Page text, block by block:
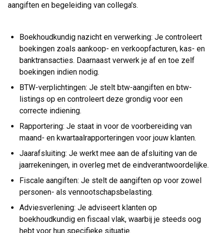
aangiften en begeleiding van collega's.
Boekhoudkundig nazicht en verwerking: Je controleert
boekingen zoals aankoop- en verkoopfacturen, kas- en
banktransacties. Daarnaast verwerk je af en toe zelf
boekingen indien nodig.
BTW-verplichtingen: Je stelt btw-aangiften en btw-
listings op en controleert deze grondig voor een
correcte indiening.
Rapportering: Je staat in voor de voorbereiding van
maand- en kwartaalrapporteringen voor jouw klanten.
Jaarafsluiting: Je werkt mee aan de afsluiting van de
jaarrekeningen, in overleg met de eindverantwoordelijke.
Fiscale aangiften: Je stelt de aangiften op voor zowel
personen- als vennootschapsbelasting.
Adviesverlening: Je adviseert klanten op
boekhoudkundig en fiscaal vlak, waarbij je steeds oog
hebt voor hun specifieke situatie.